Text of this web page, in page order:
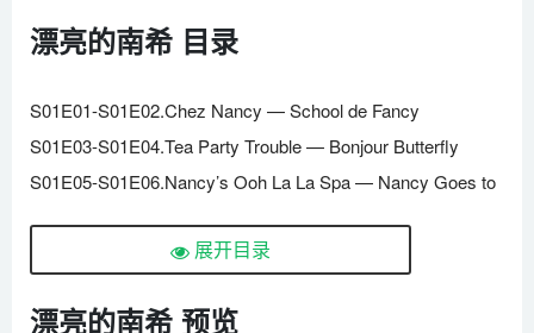
漂亮的南希 目录
S01E01-S01E02.Chez Nancy — School de Fancy
S01E03-S01E04.Tea Party Trouble — Bonjour Butterfly
S01E05-S01E06.Nancy’s Ooh La La Spa — Nancy Goes to
S01E07-S01E08.Nancy Versus Dudley — Nancy Makes
S01E09-S01E10.Nancy’s Devine Sleepover — Nancy’s
展开目录
漂亮的南希 预览